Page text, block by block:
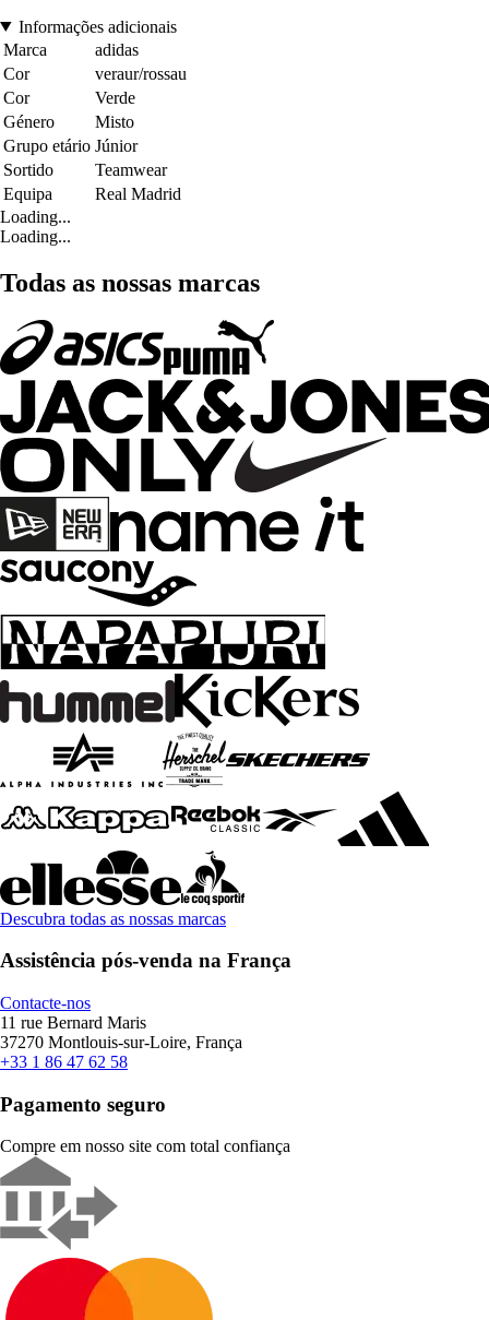
Informações adicionais
Marca
adidas
Cor
veraur/rossau
Cor
Verde
Género
Misto
Grupo etário Júnior
Sortido
Teamwear
Equipa
Real Madrid
Loading...
Loading...
Todas as nossas marcas
Descubra todas as nossas marcas
Assistência pós-venda na França
Contacte-nos
11 rue Bernard Maris
37270 Montlouis-sur-Loire, França
+33 1 86 47 62 58
Pagamento seguro
Compre em nosso site com total confiança